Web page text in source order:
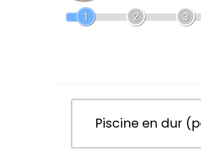
1 2 3
Piscine en dur